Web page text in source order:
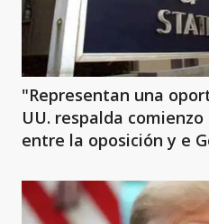
"Representan una
UU. respalda
entre la oposición y e